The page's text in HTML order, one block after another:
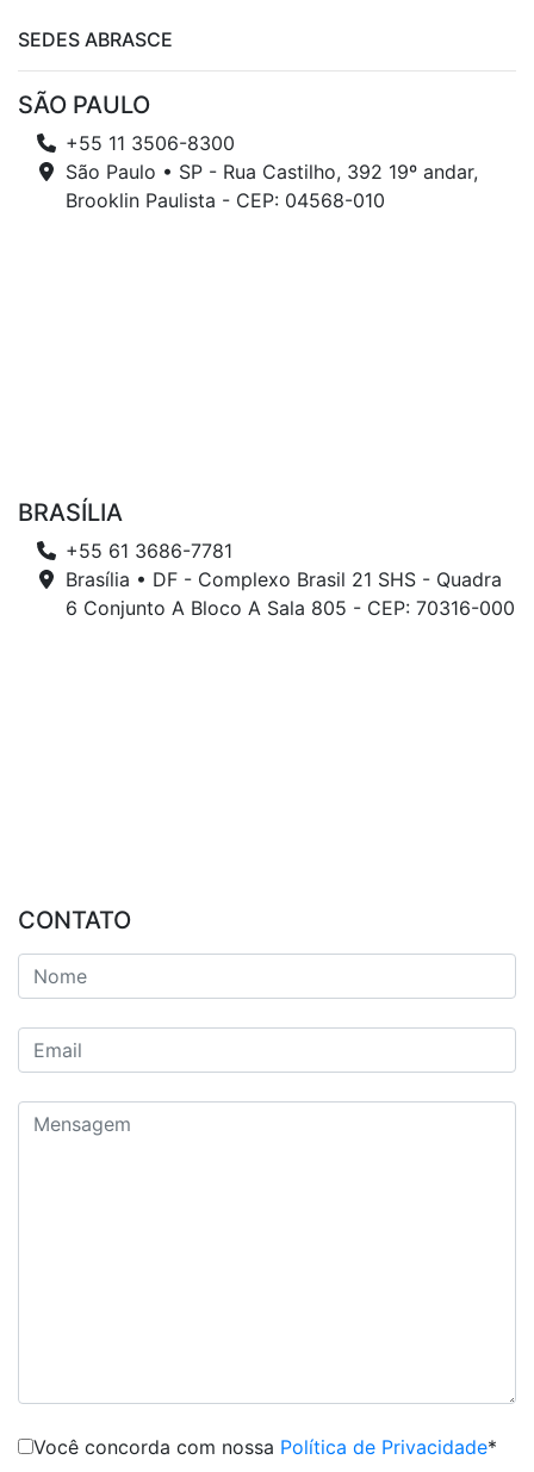
SEDES ABRASCE
SÃO PAULO
+55 11 3506-8300
São Paulo • SP - Rua Castilho, 392 19º andar,
Brooklin Paulista - CEP: 04568-010
BRASÍLIA
+55 61 3686-7781
Brasília • DF - Complexo Brasil 21 SHS - Quadra
6 Conjunto A Bloco A Sala 805 - CEP: 70316-000
CONTATO
Você concorda com nossa Política de Privacidade*